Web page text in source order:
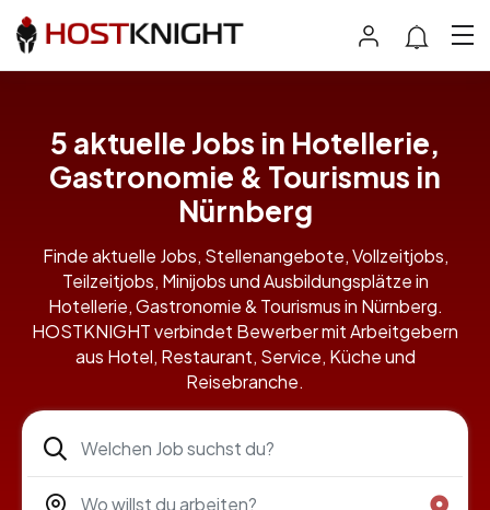
5 aktuelle Jobs in Hotellerie,
Gastronomie & Tourismus in
Nürnberg
Finde aktuelle Jobs, Stellenangebote, Vollzeitjobs,
Teilzeitjobs, Minijobs und Ausbildungsplätze in
Hotellerie, Gastronomie & Tourismus in Nürnberg.
HOSTKNIGHT verbindet Bewerber mit Arbeitgebern
aus Hotel, Restaurant, Service, Küche und
Reisebranche.